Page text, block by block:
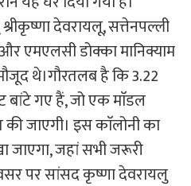
देवरायलू, सत्तेनपल्ली
एमएलसी डोक्का मानिक्याम
थे।गौरतलब है कि 3.22
गए हैं, जो एक माॅडल
जाएगी। इस काॅलोनी का
जाएगा, जहां सभी जरूरी
पर सांसद कृष्णा देवरायलु